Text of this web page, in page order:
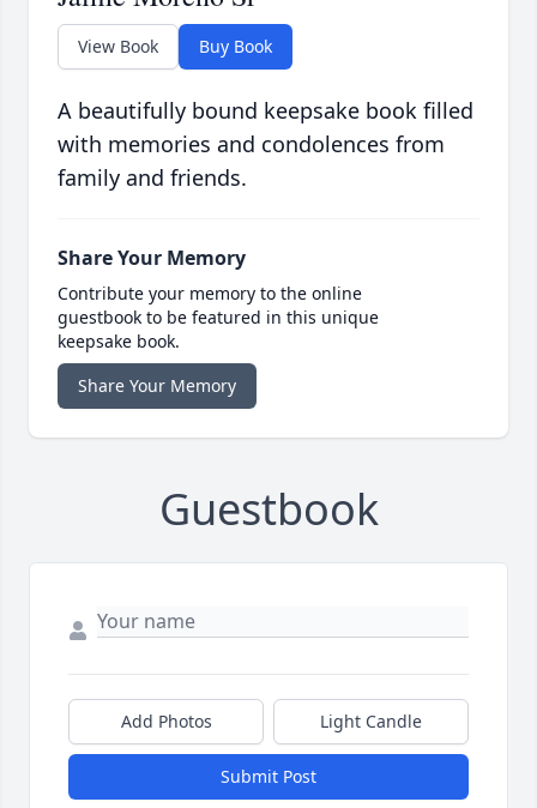
View Book Buy Book
A beautifully bound keepsake book filled
with memories and condolences from
family and friends.
Share Your Memory
Contribute your memory to the online
guestbook to be featured in this unique
keepsake book.
Share Your Memory
Guestbook
Add Photos Light Candle
Submit Post